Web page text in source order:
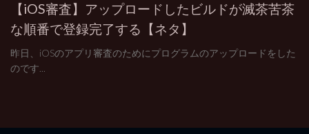
【iOS審査】アップロードしたビルドが滅茶苦茶
な順番で登録完了する【ネタ】
昨日、iOSのアプリ審査のためにプログラムのアップロードをした
のです...